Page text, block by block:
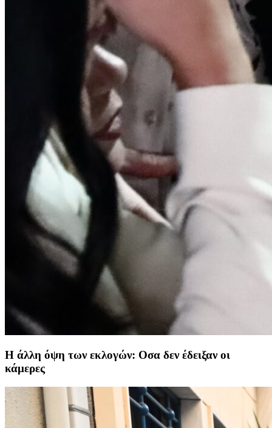
Η άλλη όψη των εκλογών: Οσα δεν έδειξαν οι
κάμερες